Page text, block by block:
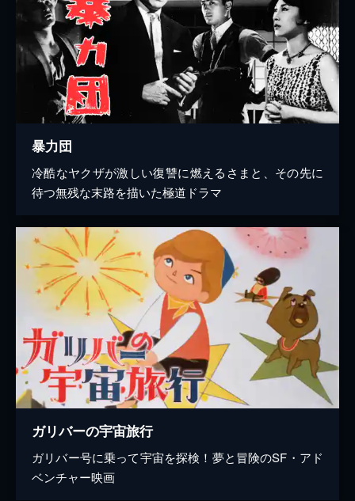
暴力団
冷酷なヤクザが激しい復讐に燃えるさまと、その先に
待つ無残な末路を描いた極道ドラマ
ガリバーの宇宙旅行
ガリバー号に乗って宇宙を探検！夢と冒険のSF・アド
ベンチャー映画